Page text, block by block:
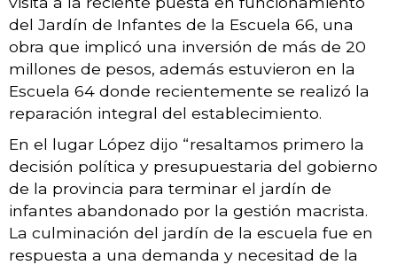
del Jardín de Infantes de la Escuela 66, una
obra que implicó una inversión de más de 20
millones de pesos, además estuvieron en la
Escuela 64 donde recientemente se realizó la
reparación integral del establecimiento.
En el lugar López dijo “resaltamos primero la
decisión política y presupuestaria del gobierno
de la provincia para terminar el jardín de
infantes abandonado por la gestión macrista.
La culminación del jardín de la escuela fue en
respuesta a una demanda y necesitad de la